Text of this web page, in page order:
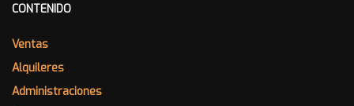
CONTENIDO
Ventas
Alquileres
Administraciones